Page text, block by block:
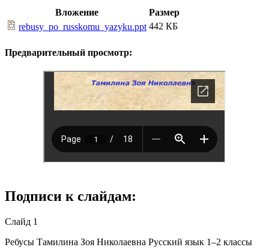
Вложение
Размер
rebusy_po_russkomu_yazyku.ppt 442 КБ
Предварительный просмотр:
Подписи к слайдам:
Слайд 1
Ребусы Тамилина Зоя Николаевна Русский язык 1–2 классы